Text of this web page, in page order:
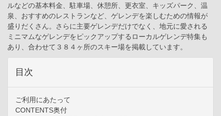
ルなどの基本料金、駐車場、休憩所、更衣室、キッズパーク、温
泉、おすすめのレストランなど、ゲレンデを楽しむための情報が
盛りだくさん。さらに主要ゲレンデだけでなく、地元に愛される
ミニマムなゲレンデをピックアップするローカルゲレンデ特集も
あり、合わせて３８４ヶ所のスキー場を掲載しています。
目次
ご利用にあたって
CONTENTS奥付